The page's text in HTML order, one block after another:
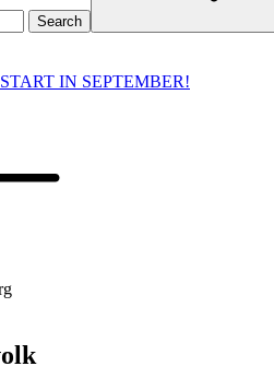
IN SEPTEMBER!